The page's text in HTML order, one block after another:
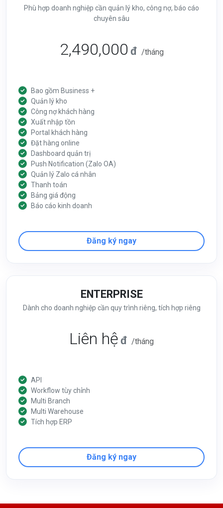
Phù hợp doanh nghiệp cần quản lý kho, công nợ, báo cáo
chuyên sâu
2,490,000 đ /tháng
Bao gồm Business +
Quản lý kho
Công nợ khách hàng
Xuất nhập tồn
Portal khách hàng
Đặt hàng online
Dashboard quản trị
Push Notification (Zalo OA)
Quản lý Zalo cá nhân
Thanh toán
Bảng giá động
Báo cáo kinh doanh
Đăng ký ngay
ENTERPRISE
Dành cho doanh nghiệp cần quy trình riêng, tích hợp riêng
Liên hệ đ /tháng
API
Workflow tùy chỉnh
Multi Branch
Multi Warehouse
Tích hợp ERP
Đăng ký ngay